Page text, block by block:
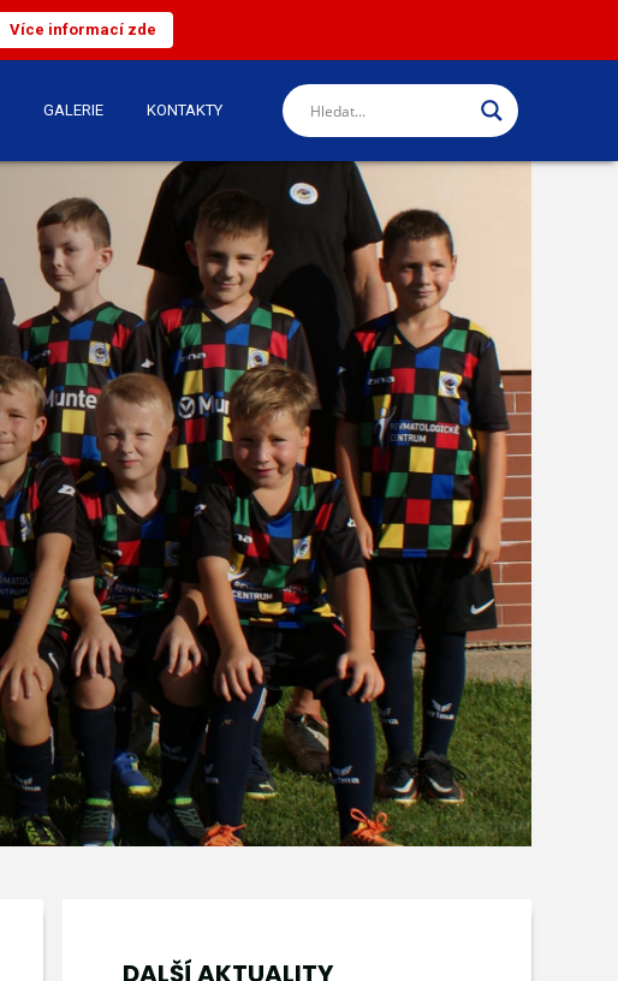
Více informací zde
GALERIE KONTAKTY
DALŠÍ AKTUALITY